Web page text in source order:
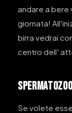
andare a bere
giornata!
birra vedrai
centro dell'
Se volete